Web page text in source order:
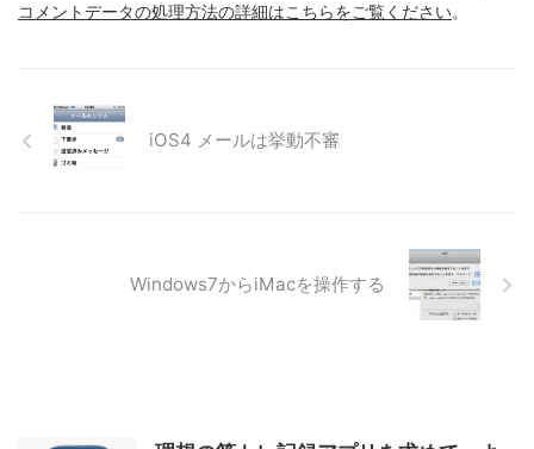
コメントデータの処理方法の詳細はこちらをご覧ください。
iOS4 メールは挙動不審
Windows7からiMacを操作する